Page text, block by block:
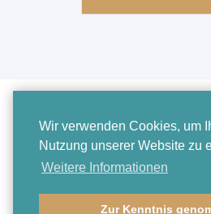
Wir verwenden Cookies, um
Nutzung unserer Website zu
Weitere Informationen
Zur Kenntnis